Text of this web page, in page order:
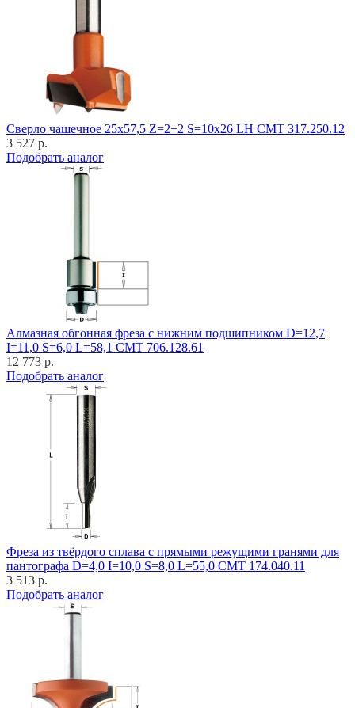
Cверло чашечное 25x57,5 Z=2+2 S=10x26 LH CMT 317.250.12
3 527 р.
Подобрать аналог
Алмазная обгонная фреза с нижним подшипником D=12,7
I=11,0 S=6,0 L=58,1 CMT 706.128.61
12 773 р.
Подобрать аналог
Фреза из твёрдого сплава с прямыми режущими гранями для
пантографа D=4,0 I=10,0 S=8,0 L=55,0 CMT 174.040.11
3 513 р.
Подобрать аналог